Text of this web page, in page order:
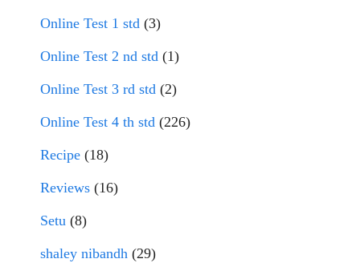
Online Test 1 std (3)
Online Test 2 nd std (1)
Online Test 3 rd std (2)
Online Test 4 th std (226)
Recipe (18)
Reviews (16)
Setu (8)
shaley nibandh (29)